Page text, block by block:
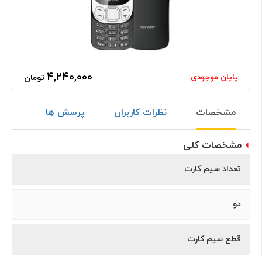
4,240,000 تومان پایان موجودی
مشخصات نظرات کاربران پرسش ها
مشخصات کلی
تعداد سیم کارت
دو
قطع سیم کارت